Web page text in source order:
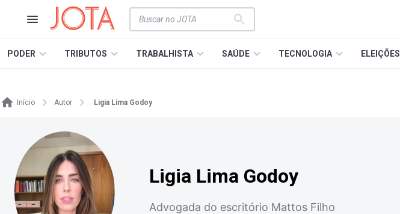
PODER TRIBUTOS TRABALHISTA SAÚDE TECNOLOGIA ELEIÇÕES
Início Autor Ligia Lima Godoy
Ligia Lima Godoy
Advogada do escritório Mattos Filho